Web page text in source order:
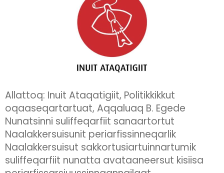
Allattoq: Inuit Ataqatigiit, Politikkikkut
oqaaseqartartuat, Aqqaluaq B. Egede
Nunatsinni suliffeqarfiit sanaartortut
Naalakkersuisunit periarfissinneqarlik
Naalakkersuisut sakkortusiartuinnartumik
suliffeqarfiit nunatta avataaneersut kisiisa